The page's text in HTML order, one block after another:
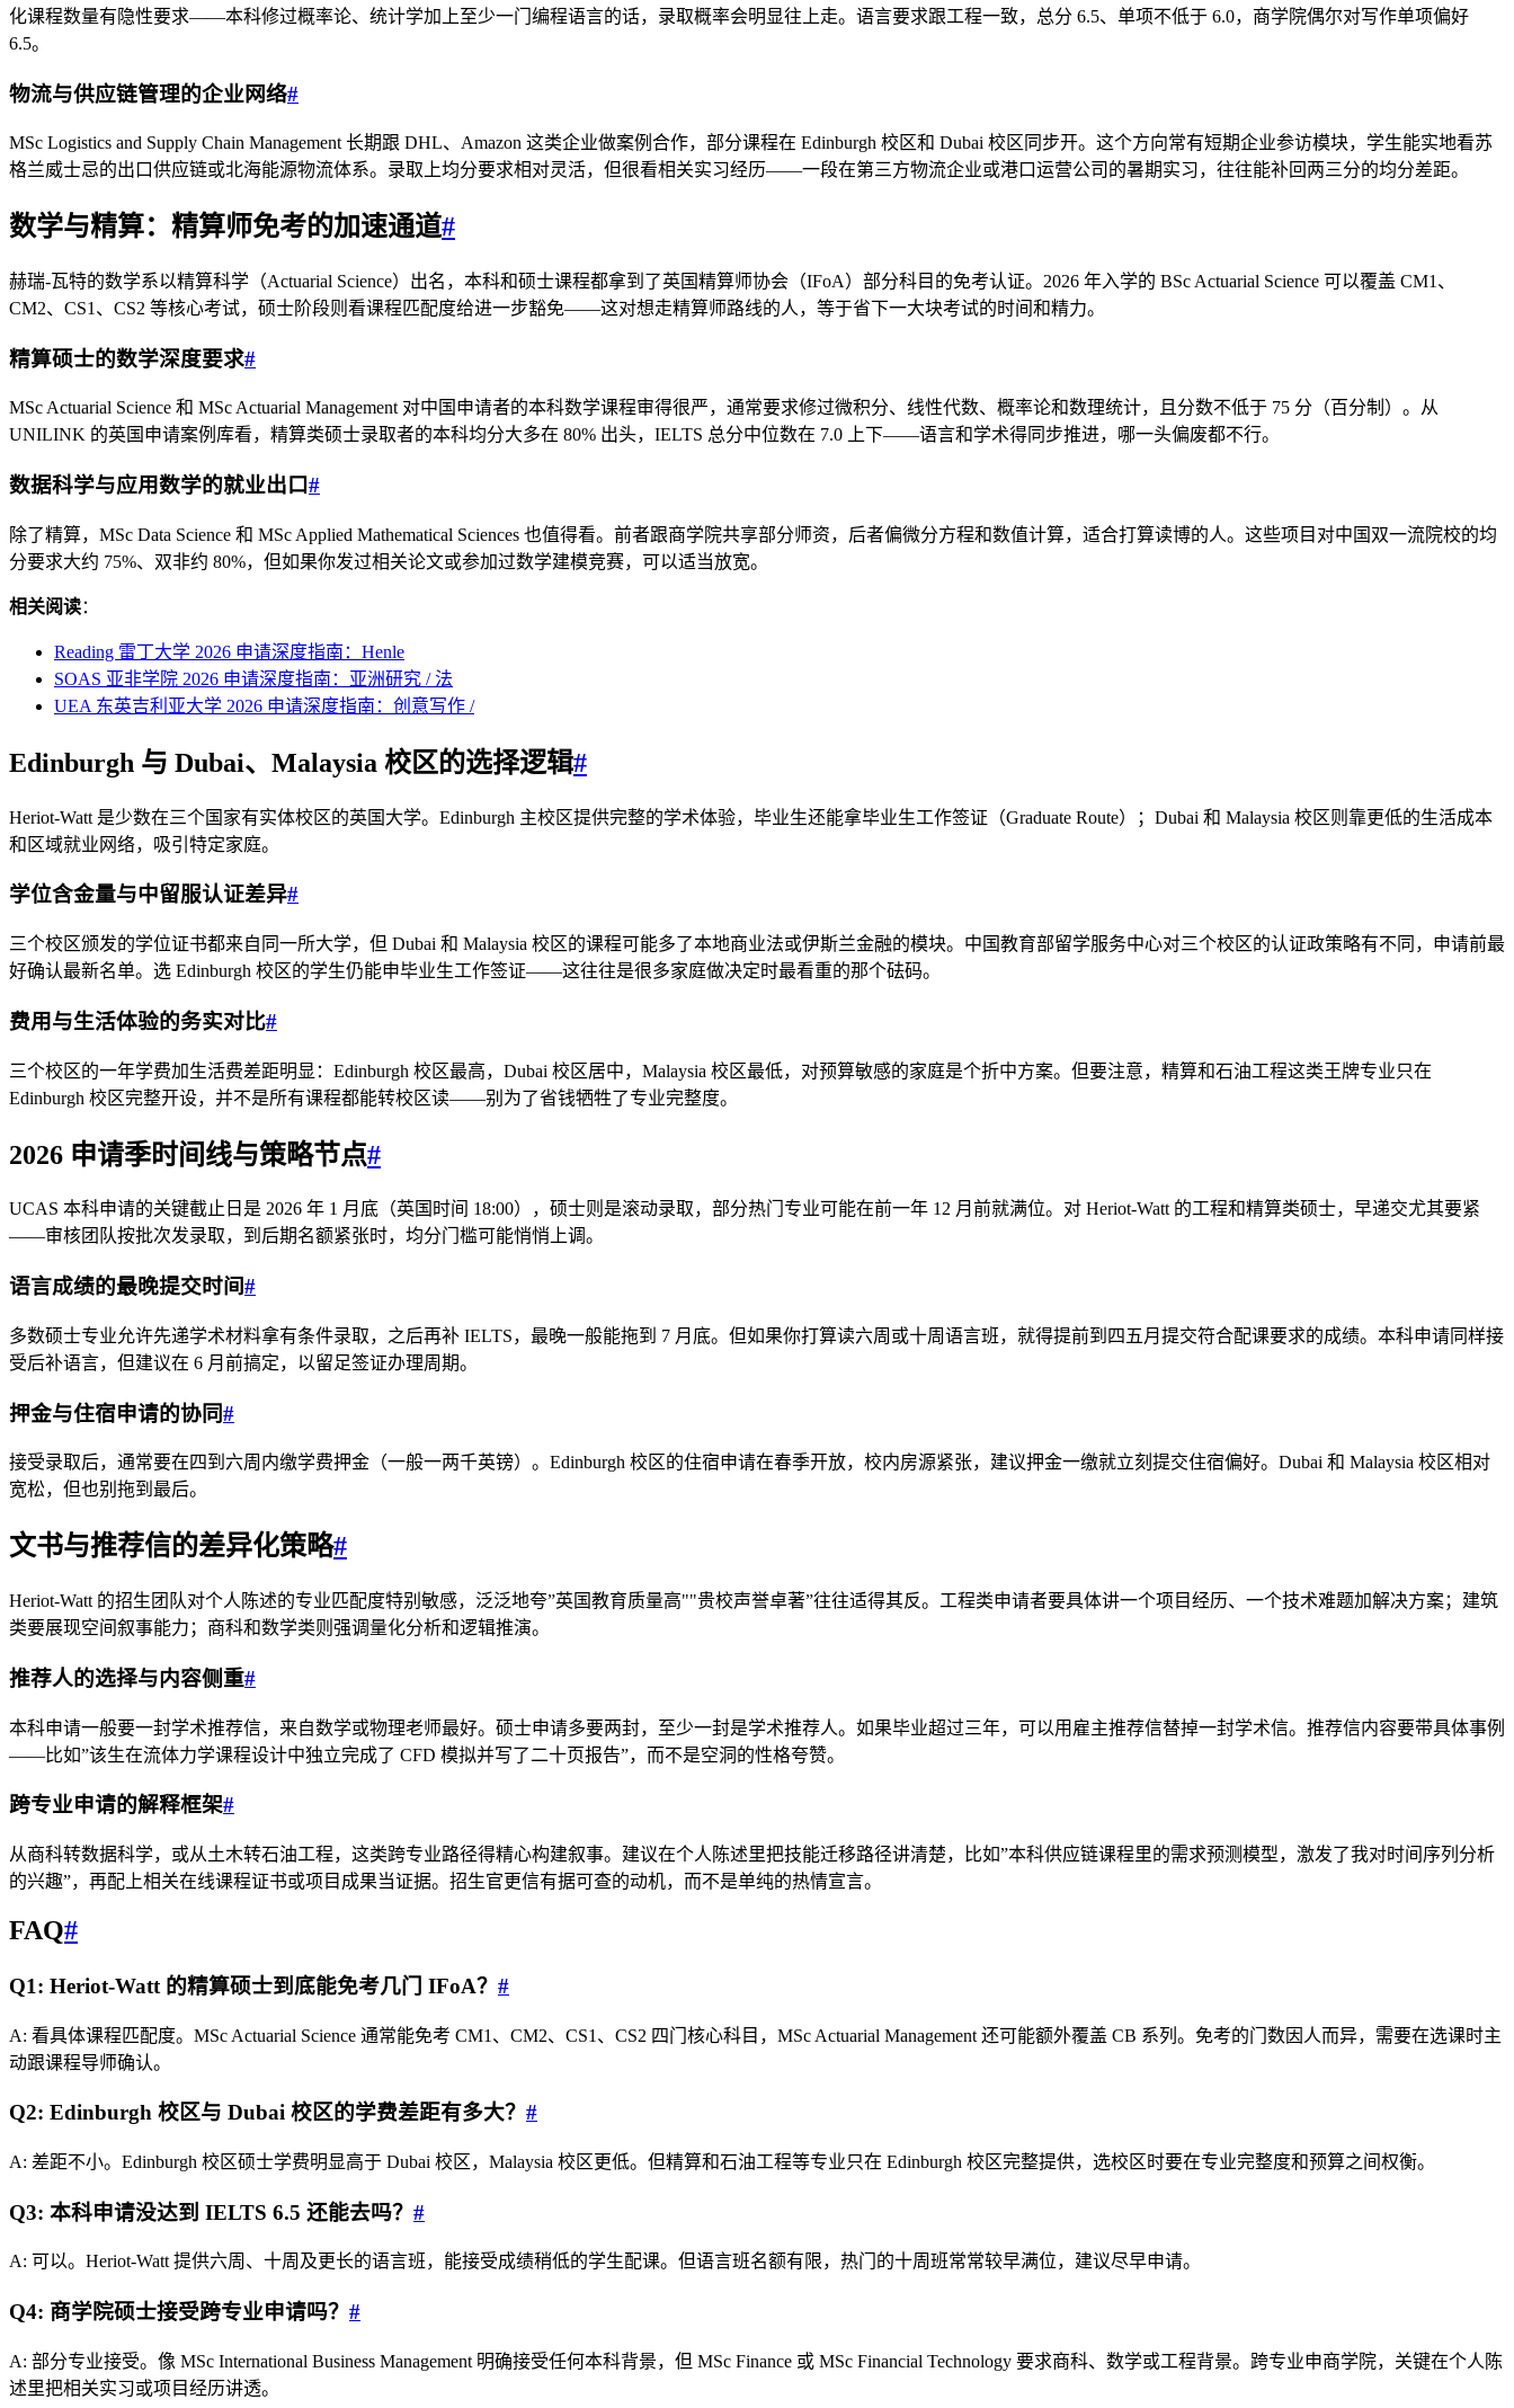
化课程数量有隐性要求——本科修过概率论、统计学加上至少一门编程语言的话，录取概率会明显往上走。语言要求跟工程一致，总分 6.5、单项不低于 6.0，商学院偶尔对写作单项偏好
6.5。
物流与供应链管理的企业网络#
MSc Logistics and Supply Chain Management 长期跟 DHL、Amazon 这类企业做案例合作，部分课程在 Edinburgh 校区和 Dubai 校区同步开。这个方向常有短期企业参访模块，学生能实地看苏
格兰威士忌的出口供应链或北海能源物流体系。录取上均分要求相对灵活，但很看相关实习经历——一段在第三方物流企业或港口运营公司的暑期实习，往往能补回两三分的均分差距。
数学与精算：精算师免考的加速通道#
赫瑞-瓦特的数学系以精算科学（Actuarial Science）出名，本科和硕士课程都拿到了英国精算师协会（IFoA）部分科目的免考认证。2026 年入学的 BSc Actuarial Science 可以覆盖 CM1、
CM2、CS1、CS2 等核心考试，硕士阶段则看课程匹配度给进一步豁免——这对想走精算师路线的人，等于省下一大块考试的时间和精力。
精算硕士的数学深度要求#
MSc Actuarial Science 和 MSc Actuarial Management 对中国申请者的本科数学课程审得很严，通常要求修过微积分、线性代数、概率论和数理统计，且分数不低于 75 分（百分制）。从
UNILINK 的英国申请案例库看，精算类硕士录取者的本科均分大多在 80% 出头，IELTS 总分中位数在 7.0 上下——语言和学术得同步推进，哪一头偏废都不行。
数据科学与应用数学的就业出口#
除了精算，MSc Data Science 和 MSc Applied Mathematical Sciences 也值得看。前者跟商学院共享部分师资，后者偏微分方程和数值计算，适合打算读博的人。这些项目对中国双一流院校的均
分要求大约 75%、双非约 80%，但如果你发过相关论文或参加过数学建模竞赛，可以适当放宽。
相关阅读：
Reading 雷丁大学 2026 申请深度指南：Henle
SOAS 亚非学院 2026 申请深度指南：亚洲研究 / 法
UEA 东英吉利亚大学 2026 申请深度指南：创意写作 /
Edinburgh 与 Dubai、Malaysia 校区的选择逻辑#
Heriot-Watt 是少数在三个国家有实体校区的英国大学。Edinburgh 主校区提供完整的学术体验，毕业生还能拿毕业生工作签证（Graduate Route）；Dubai 和 Malaysia 校区则靠更低的生活成本
和区域就业网络，吸引特定家庭。
学位含金量与中留服认证差异#
三个校区颁发的学位证书都来自同一所大学，但 Dubai 和 Malaysia 校区的课程可能多了本地商业法或伊斯兰金融的模块。中国教育部留学服务中心对三个校区的认证政策略有不同，申请前最
好确认最新名单。选 Edinburgh 校区的学生仍能申毕业生工作签证——这往往是很多家庭做决定时最看重的那个砝码。
费用与生活体验的务实对比#
三个校区的一年学费加生活费差距明显：Edinburgh 校区最高，Dubai 校区居中，Malaysia 校区最低，对预算敏感的家庭是个折中方案。但要注意，精算和石油工程这类王牌专业只在
Edinburgh 校区完整开设，并不是所有课程都能转校区读——别为了省钱牺牲了专业完整度。
2026 申请季时间线与策略节点#
UCAS 本科申请的关键截止日是 2026 年 1 月底（英国时间 18:00），硕士则是滚动录取，部分热门专业可能在前一年 12 月前就满位。对 Heriot-Watt 的工程和精算类硕士，早递交尤其要紧
——审核团队按批次发录取，到后期名额紧张时，均分门槛可能悄悄上调。
语言成绩的最晚提交时间#
多数硕士专业允许先递学术材料拿有条件录取，之后再补 IELTS，最晚一般能拖到 7 月底。但如果你打算读六周或十周语言班，就得提前到四五月提交符合配课要求的成绩。本科申请同样接
受后补语言，但建议在 6 月前搞定，以留足签证办理周期。
押金与住宿申请的协同#
接受录取后，通常要在四到六周内缴学费押金（一般一两千英镑）。Edinburgh 校区的住宿申请在春季开放，校内房源紧张，建议押金一缴就立刻提交住宿偏好。Dubai 和 Malaysia 校区相对
宽松，但也别拖到最后。
文书与推荐信的差异化策略#
Heriot-Watt 的招生团队对个人陈述的专业匹配度特别敏感，泛泛地夸”英国教育质量高""贵校声誉卓著”往往适得其反。工程类申请者要具体讲一个项目经历、一个技术难题加解决方案；建筑
类要展现空间叙事能力；商科和数学类则强调量化分析和逻辑推演。
推荐人的选择与内容侧重#
本科申请一般要一封学术推荐信，来自数学或物理老师最好。硕士申请多要两封，至少一封是学术推荐人。如果毕业超过三年，可以用雇主推荐信替掉一封学术信。推荐信内容要带具体事例
——比如”该生在流体力学课程设计中独立完成了 CFD 模拟并写了二十页报告”，而不是空洞的性格夸赞。
跨专业申请的解释框架#
从商科转数据科学，或从土木转石油工程，这类跨专业路径得精心构建叙事。建议在个人陈述里把技能迁移路径讲清楚，比如”本科供应链课程里的需求预测模型，激发了我对时间序列分析
的兴趣”，再配上相关在线课程证书或项目成果当证据。招生官更信有据可查的动机，而不是单纯的热情宣言。
FAQ#
Q1: Heriot-Watt 的精算硕士到底能免考几门 IFoA？ #
A: 看具体课程匹配度。MSc Actuarial Science 通常能免考 CM1、CM2、CS1、CS2 四门核心科目，MSc Actuarial Management 还可能额外覆盖 CB 系列。免考的门数因人而异，需要在选课时主
动跟课程导师确认。
Q2: Edinburgh 校区与 Dubai 校区的学费差距有多大？ #
A: 差距不小。Edinburgh 校区硕士学费明显高于 Dubai 校区，Malaysia 校区更低。但精算和石油工程等专业只在 Edinburgh 校区完整提供，选校区时要在专业完整度和预算之间权衡。
Q3: 本科申请没达到 IELTS 6.5 还能去吗？ #
A: 可以。Heriot-Watt 提供六周、十周及更长的语言班，能接受成绩稍低的学生配课。但语言班名额有限，热门的十周班常常较早满位，建议尽早申请。
Q4: 商学院硕士接受跨专业申请吗？ #
A: 部分专业接受。像 MSc International Business Management 明确接受任何本科背景，但 MSc Finance 或 MSc Financial Technology 要求商科、数学或工程背景。跨专业申商学院，关键在个人陈
述里把相关实习或项目经历讲透。